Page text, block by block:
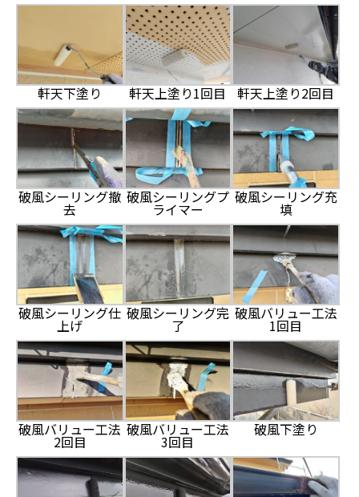
軒天下塗り 軒天上塗り1回目 軒天上塗り2回目
破風シーリング撤
去
破風シーリングプ
ライマー
破風シーリング充
填
破風シーリング仕
上げ
破風シーリング完
了
破風バリュー工法
1回目
破風バリュー工法
2回目
破風バリュー工法
3回目
破風下塗り